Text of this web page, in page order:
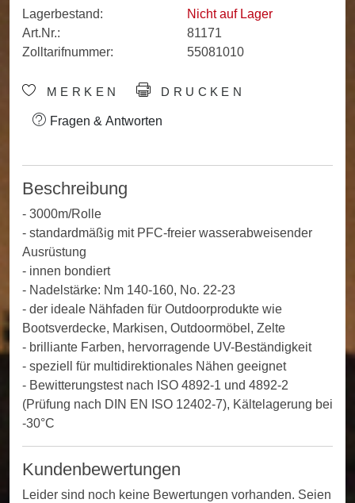
Lagerbestand:
Nicht auf Lager
Art.Nr.:
81171
Zolltarifnummer:
55081010
MERKEN DRUCKEN
Fragen & Antworten
Beschreibung
- 3000m/Rolle
- standardmäßig mit PFC-freier wasserabweisender
Ausrüstung
- innen bondiert
- Nadelstärke: Nm 140-160, No. 22-23
- der ideale Nähfaden für Outdoorprodukte wie
Bootsverdecke, Markisen, Outdoormöbel, Zelte
- brilliante Farben, hervorragende UV-Beständigkeit
- speziell für multidirektionales Nähen geeignet
- Bewitterungstest nach ISO 4892-1 und 4892-2
(Prüfung nach DIN EN ISO 12402-7), Kältelagerung bei
-30°C
Kundenbewertungen
Leider sind noch keine Bewertungen vorhanden. Seien